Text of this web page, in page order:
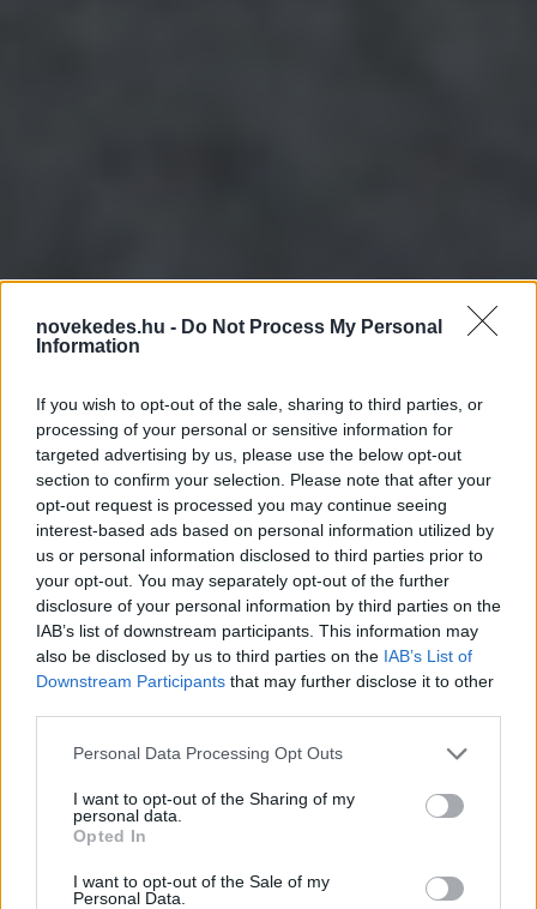
novekedes.hu - Do Not Process My Personal
Information
If you wish to opt-out of the sale, sharing to third parties, or
processing of your personal or sensitive information for
targeted advertising by us, please use the below opt-out
section to confirm your selection. Please note that after your
opt-out request is processed you may continue seeing
interest-based ads based on personal information utilized by
us or personal information disclosed to third parties prior to
your opt-out. You may separately opt-out of the further
disclosure of your personal information by third parties on the
IAB’s list of downstream participants. This information may
also be disclosed by us to third parties on the IAB’s List of
Downstream Participants that may further disclose it to other
Please note that this website/app uses one or more Google
not limited to your visit or usage behaviour. You may click to
grant or deny consent to Google and its third-party tags to
use your data for below specified purposes in below Google
consent section.
Personal Data Processing Opt Outs
I want to opt-out of the Sharing of my
personal data.
Opted In
I want to opt-out of the Sale of my
Personal Data.
Mintaprojekt: negatív
be lehet menni egy
német városban
ÉLETMÓD 2021. MÁRC. 24. H. É.
A baden-württembergi Tübingen rendkívüli
kísérletbe kezdett a közelmúltban: bárki
ingyenesen csináltathat koronavírus-
tesztet, és ha annak az eredménye negatív,
mintaprojekt első időközi tudományos